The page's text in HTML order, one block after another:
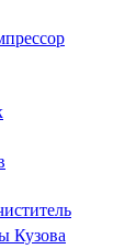
Кузова